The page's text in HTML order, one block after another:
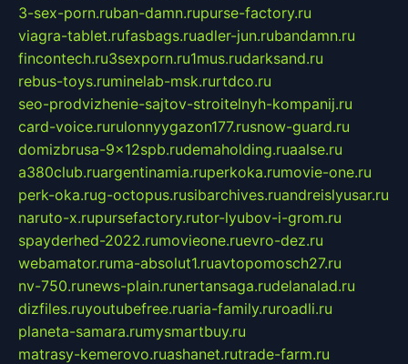
3-sex-porn.ruban-damn.rupurse-factory.ru
viagra-tablet.rufasbags.ruadler-jun.rubandamn.ru
fincontech.ru3sexporn.ru1mus.rudarksand.ru
rebus-toys.ruminelab-msk.rurtdco.ru
seo-prodvizhenie-sajtov-stroitelnyh-kompanij.ru
card-voice.rurulonnyygazon177.rusnow-guard.ru
domizbrusa-9x12spb.rudemaholding.ruaalse.ru
a380club.ruargentinamia.ruperkoka.rumovie-one.ru
perk-oka.rug-octopus.rusibarchives.ruandreislyusar.ru
naruto-x.rupursefactory.rutor-lyubov-i-grom.ru
spayderhed-2022.rumovieone.ruevro-dez.ru
webamator.ruma-absolut1.ruavtopomosch27.ru
nv-750.runews-plain.runertansaga.rudelanalad.ru
dizfiles.ruyoutubefree.ruaria-family.ruroadli.ru
planeta-samara.rumysmartbuy.ru
matrasy-kemerovo.ruashanet.rutrade-farm.ru